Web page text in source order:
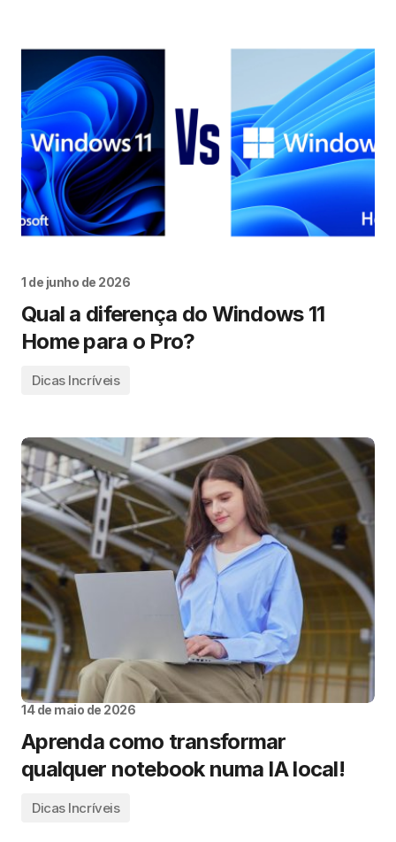
1 de junho de 2026
Qual a diferença do Windows 11
Home para o Pro?
Dicas Incríveis
14 de maio de 2026
Aprenda como transformar
qualquer notebook numa IA local!
Dicas Incríveis